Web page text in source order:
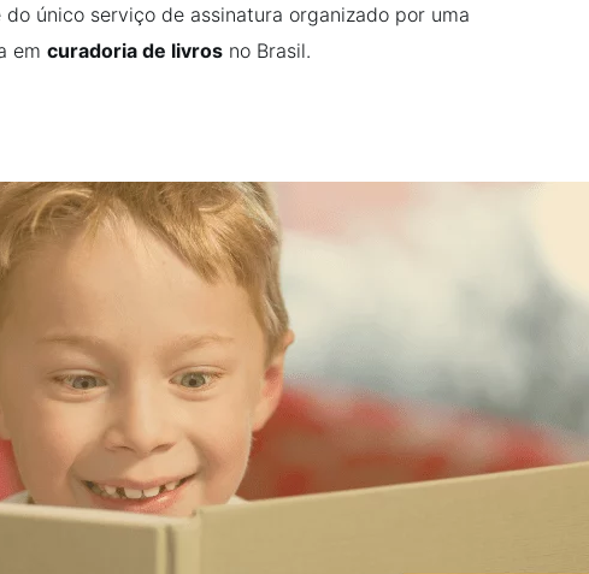
único serviço de assinatura organizado por uma
em curadoria de livros no Brasil.